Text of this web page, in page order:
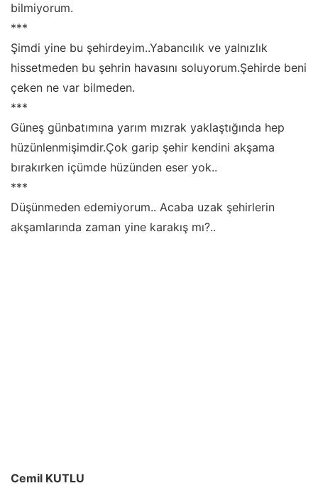
bilmiyorum.
***
Şimdi yine bu şehirdeyim..Yabancılık ve yalnızlık
hissetmeden bu şehrin havasını soluyorum.Şehirde beni
çeken ne var bilmeden.
***
Güneş günbatımına yarım mızrak yaklaştığında hep
hüzünlenmişimdir.Çok garip şehir kendini akşama
bırakırken içümde hüzünden eser yok..
***
Düşünmeden edemiyorum.. Acaba uzak şehirlerin
akşamlarında zaman yine karakış mı?..
Cemil KUTLU